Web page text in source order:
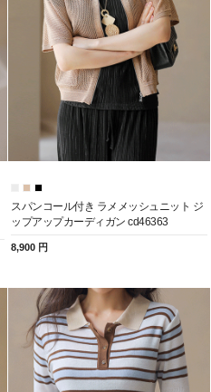
スパンコール付き ラメメッシュニット ジ
ップアップカーディガン cd46363
8,900 円